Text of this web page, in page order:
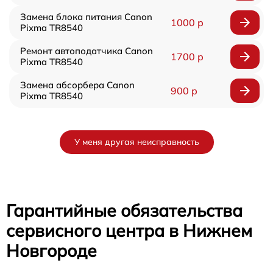
Замена блока питания Canon
Pixma TR8540
1000 р
Ремонт автоподатчика Canon
Pixma TR8540
1700 р
Замена абсорбера Canon
Pixma TR8540
900 р
У меня другая неисправность
Гарантийные обязательства
сервисного центра в Нижнем
Новгороде